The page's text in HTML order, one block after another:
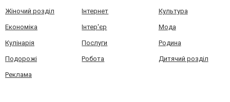
Жіночий розділ Інтернет Культура
Економіка Інтер'єр Мода
Кулінарія Послуги Родина
Подорожі Робота Дитячий розділ
Реклама